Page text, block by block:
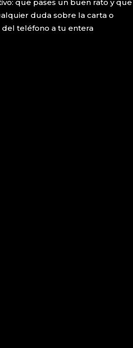
que pases un buen rato y que
duda sobre la carta o
teléfono a tu entera